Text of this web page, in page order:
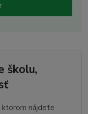
školu,
ktorom nájdete